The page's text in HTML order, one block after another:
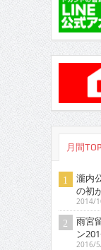
月間
瀧内
の初
2014/
雨宮
ン
2016/